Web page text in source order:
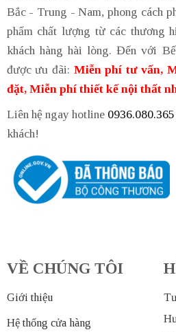
Bắc - Trung - Nam, phong cách
phẩm chất lượng từ các thương
khách hàng hài lòng. Đến với
được ưu đãi: Miễn phí tư vấn,
đặt, Miễn phí thiết kế nội thất
Liên hệ ngay hotline 0936.080.365
khách!
VỀ CHÚNG TÔI
Giới thiệu
Hệ thống cửa hàng